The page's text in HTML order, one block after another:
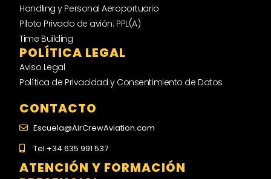
Handling y Personal Aeroportuario
Piloto Privado de avión: PPL(A)
Time Building
POLÍTICA LEGAL
Aviso Legal
Política de Privacidad y Consentimiento de Datos
CONTACTO
Escuela@AirCrewAviation.com
Tel +34 635 991 537
ATENCIÓN Y FORMACIÓN